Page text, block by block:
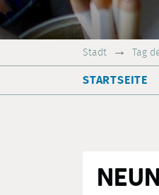
Stadt Tag
STARTSEITE